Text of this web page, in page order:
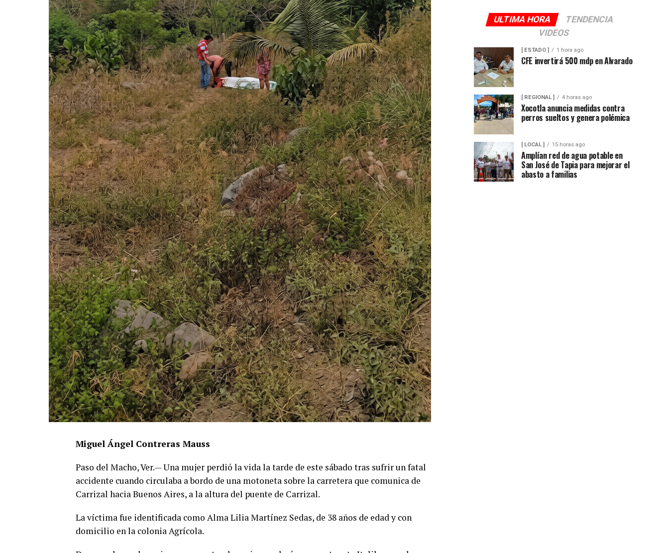
Miguel Ángel Contreras Mauss
Paso del Macho, Ver.— Una mujer perdió la vida la tarde de este sábado tras sufrir un fatal
accidente cuando circulaba a bordo de una motoneta sobre la carretera que comunica de
Carrizal hacia Buenos Aires, a la altura del puente de Carrizal.
La víctima fue identificada como Alma Lilia Martínez Sedas, de 38 años de edad y con
domicilio en la colonia Agrícola.
ULTIMA HORA
TENDENCIA
VIDEOS
[ ESTADO ] 1 hora ago
CFE invertirá 500 mdp en Alvarado
[ REGIONAL ] 4 horas ago
Xocotla anuncia medidas contra
perros sueltos y genera polémica
[ LOCAL ] 15 horas ago
Amplían red de agua potable en
San José de Tapia para mejorar el
abasto a familias